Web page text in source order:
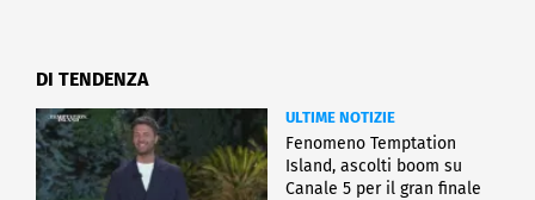
DI TENDENZA
ULTIME NOTIZIE
Fenomeno Temptation
Island, ascolti boom su
Canale 5 per il gran finale